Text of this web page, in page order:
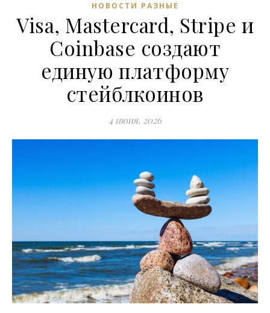
НОВОСТИ РАЗНЫЕ
Visa, Mastercard, Stripe и
Coinbase создают
единую платформу
стейблкоинов
4 июня, 2026